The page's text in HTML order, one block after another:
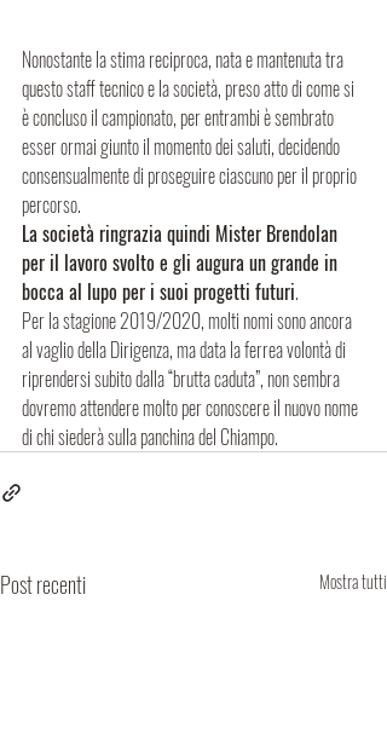
Nonostante la stima reciproca, nata e mantenuta tra
questo staff tecnico e la società, preso atto di come si
è concluso il campionato, per entrambi è sembrato
esser ormai giunto il momento dei saluti, decidendo
consensualmente di proseguire ciascuno per il proprio
percorso.
La società ringrazia quindi Mister Brendolan
per il lavoro svolto e gli augura un grande in
bocca al lupo per i suoi progetti futuri.
Per la stagione 2019/2020, molti nomi sono ancora
al vaglio della Dirigenza, ma data la ferrea volontà di
riprendersi subito dalla “brutta caduta”, non sembra
dovremo attendere molto per conoscere il nuovo nome
di chi siederà sulla panchina del Chiampo.
Post recenti Mostra tutti